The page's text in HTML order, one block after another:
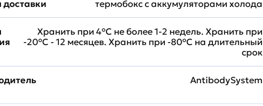
доставки термобокс с аккумуляторами холода
Хранить при 4°C не более 1-2 недель. Хранить при
-20°C - 12 месяцев. Хранить при -80°C на длительный
срок
AntibodySystem